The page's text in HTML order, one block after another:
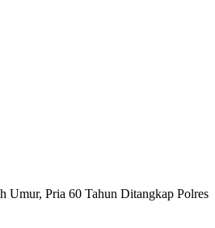
Umur, Pria 60 Tahun Ditangkap Polres